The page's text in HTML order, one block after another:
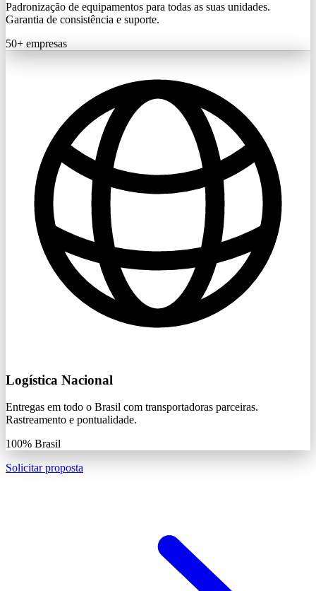
Padronização de equipamentos para todas as suas unidades.
Garantia de consistência e suporte.
50+ empresas
Logística Nacional
Entregas em todo o Brasil com transportadoras parceiras.
Rastreamento e pontualidade.
100% Brasil
Solicitar proposta